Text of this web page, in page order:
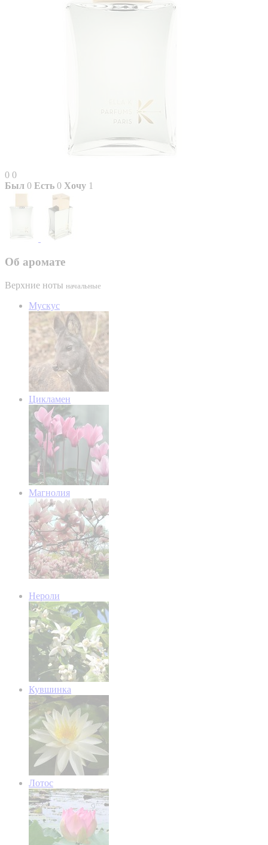
0 0
Был 0 Есть 0 Хочу 1
Об аромате
Верхние ноты начальные
Мускус
Цикламен
Магнолия
Нероли
Кувшинка
Лотос